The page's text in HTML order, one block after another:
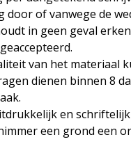
of vanwege de
in geen geval
van het materiaal
dienen binnen
en
een grond een